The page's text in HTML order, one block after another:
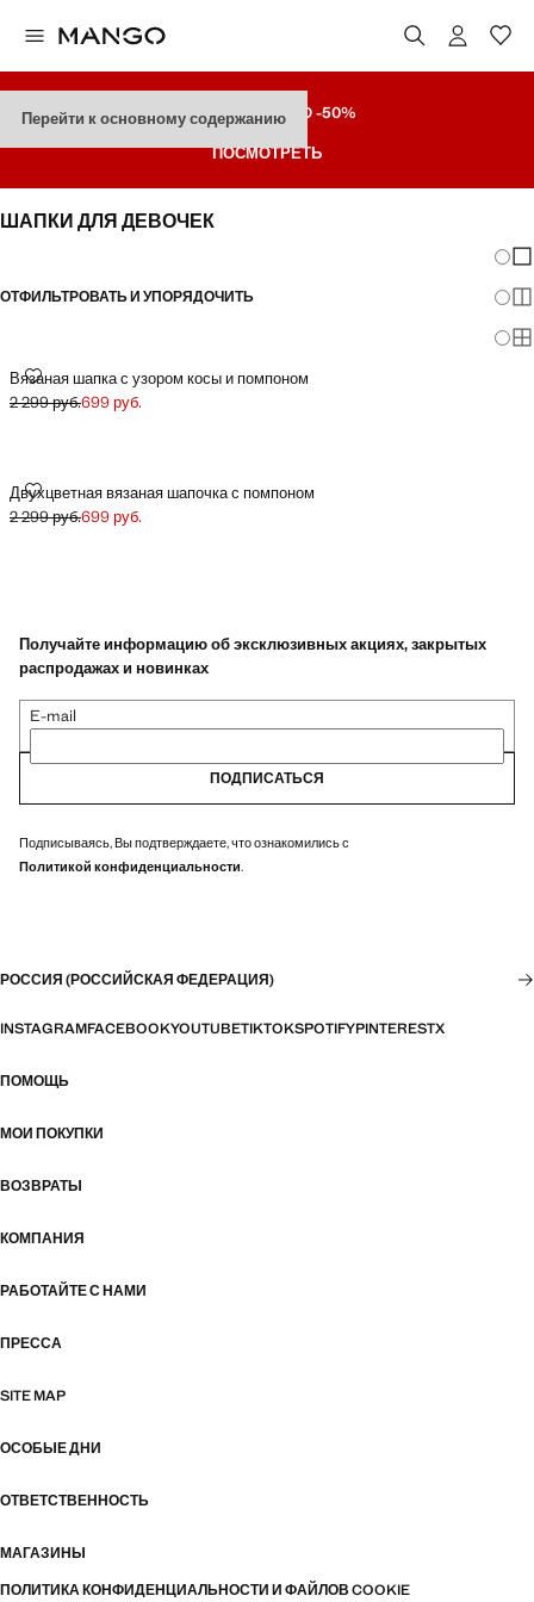
Перейти к основному содержанию
РАСПРОДАЖА
ДO -50%
ПОСМОТРЕТЬ
ШАПКИ ДЛЯ ДЕВОЧЕК
ОТФИЛЬТРОВАТЬ И УПОРЯДОЧИТЬ
Вязаная шапка с узором косы и помпоном
ВЯЗАНАЯ ШАПКА С УЗОРОМ КОСЫ И ПОМПОНОМ
Начальная цена зачеркнута [2 299 руб. ]
2 299 руб.
Текущая цена [699 руб. ]
699 руб.
Двухцветная вязаная шапочка с помпоном
ДВУХЦВЕТНАЯ ВЯЗАНАЯ ШАПОЧКА С ПОМПОНОМ
Начальная цена зачеркнута [2 299 руб. ]
2 299 руб.
Текущая цена [699 руб. ]
699 руб.
Получайте информацию об эксклюзивных акциях, закрытых
распродажах и новинках
E-mail
ПОДПИСАТЬСЯ
Подписываясь, Вы подтверждаете, что ознакомились с
Политикой конфиденциальности.
РОССИЯ (РОССИЙСКАЯ ФЕДЕРАЦИЯ)
INSTAGRAMFACEBOOKYOUTUBETIKTOKSPOTIFYPINTERESTX
ПОМОЩЬ
МОИ ПОКУПКИ
ВОЗВРАТЫ
КОМПАНИЯ
РАБОТАЙТЕ С НАМИ
ПРЕССА
SITE MAP
ОСОБЫЕ ДНИ
ОТВЕТСТВЕННОСТЬ
МАГАЗИНЫ
ПОЛИТИКА КОНФИДЕНЦИАЛЬНОСТИ И ФАЙЛОВ COOKIE